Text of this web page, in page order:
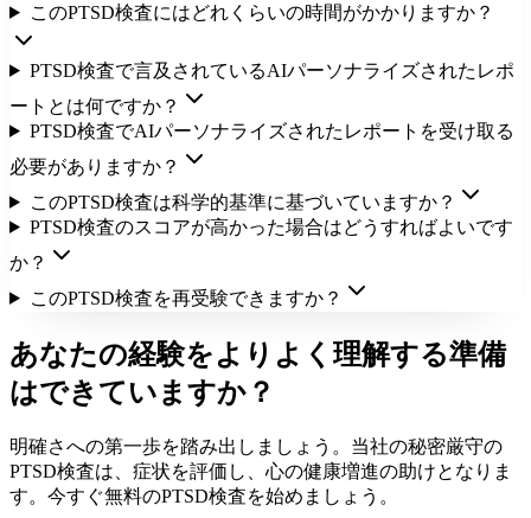
このPTSD検査にはどれくらいの時間がかかりますか？
PTSD検査で言及されているAIパーソナライズされたレポ
ートとは何ですか？
PTSD検査でAIパーソナライズされたレポートを受け取る
必要がありますか？
このPTSD検査は科学的基準に基づいていますか？
PTSD検査のスコアが高かった場合はどうすればよいです
か？
このPTSD検査を再受験できますか？
あなたの経験をよりよく理解する準備
はできていますか？
明確さへの第一歩を踏み出しましょう。当社の秘密厳守の
PTSD検査は、症状を評価し、心の健康増進の助けとなりま
す。今すぐ無料のPTSD検査を始めましょう。